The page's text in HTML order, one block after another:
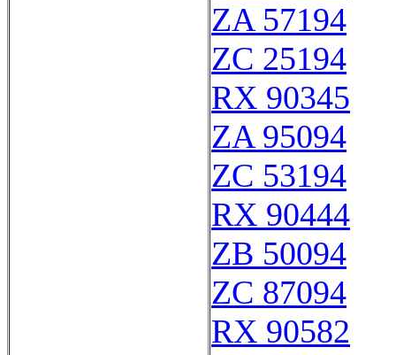
ZA 57194
ZC 25194
RX 90345
ZA 95094
ZC 53194
RX 90444
ZB 50094
ZC 87094
RX 90582